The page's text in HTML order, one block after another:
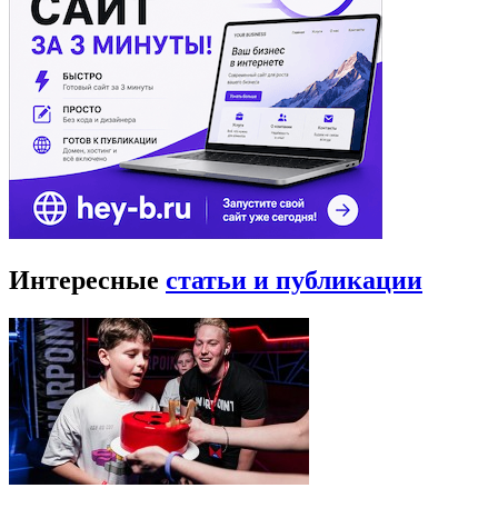
Интересные статьи и публикации